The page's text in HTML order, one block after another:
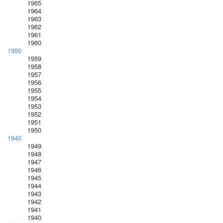
1965
1964
1963
1962
1961
1960
1950
1959
1958
1957
1956
1955
1954
1953
1952
1951
1950
1940
1949
1948
1947
1946
1945
1944
1943
1942
1941
1940